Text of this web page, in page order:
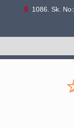
1086. Sk.